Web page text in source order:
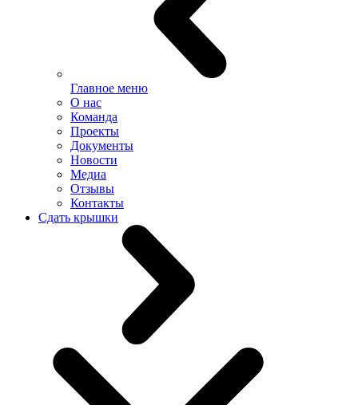
Главное меню
О нас
Команда
Проекты
Документы
Новости
Медиа
Отзывы
Контакты
Сдать крышки